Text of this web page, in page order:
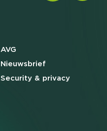
AVG
Nieuwsbrief
Security & privacy